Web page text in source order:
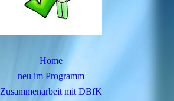
Home
neu im Programm
Zusammenarbeit mit DBfK